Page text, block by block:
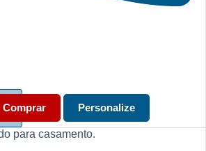
Comprar Personalize
para casamento.